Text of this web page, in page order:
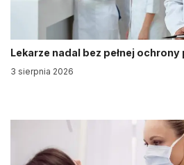
Lekarze nadal bez pełnej ochrony
3 sierpnia 2026